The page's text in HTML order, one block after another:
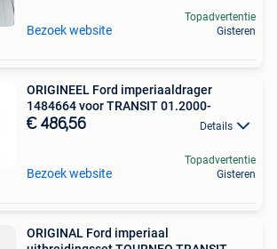
Bezoek website
Topadvertentie
Gisteren
ORIGINEEL Ford imperiaaldrager
1484664 voor TRANSIT 01.2000-
€ 486,56 Details
Bezoek website
Topadvertentie
Gisteren
ORIGINAL Ford imperiaal